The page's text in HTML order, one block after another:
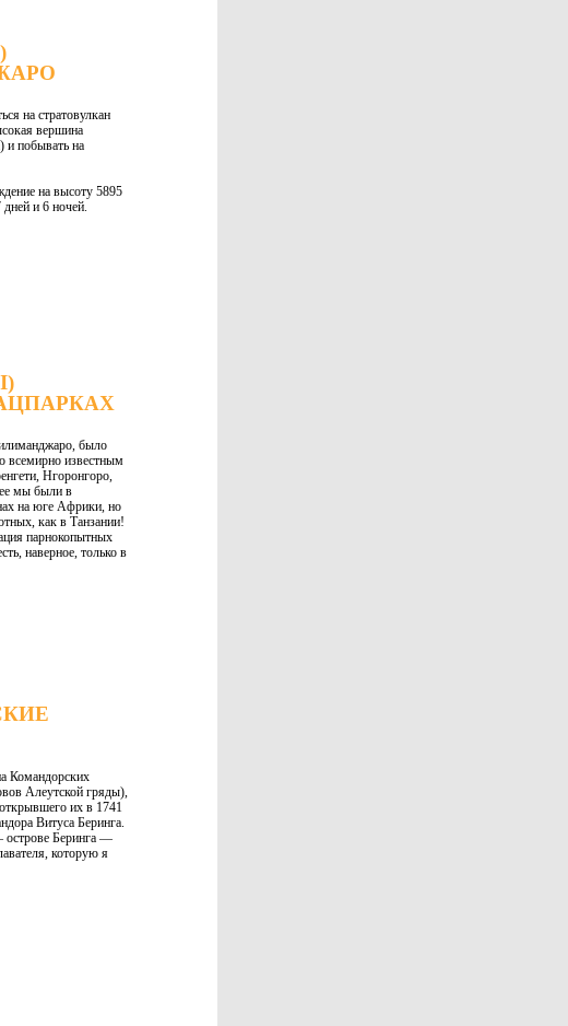
на стратовулкан
вершина
и побывать на
на высоту 5895
и 6 ночей.
было
всемирно известным
Нгоронгоро,
мы были в
на юге Африки, но
как в Танзании!
парнокопытных
наверное, только в
Командорских
Алеутской гряды),
их в 1741
Витуса Беринга.
Беринга —
которую я